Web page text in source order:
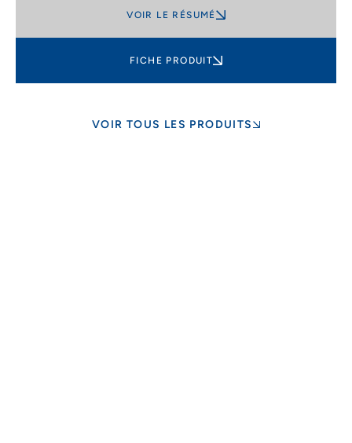
VOIR LE RÉSUMÉ
FICHE PRODUIT
VOIR TOUS LES PRODUITS